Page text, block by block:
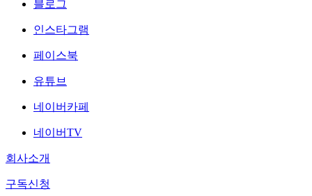
블로그
인스타그램
페이스북
유튜브
네이버카페
네이버TV
회사소개
구독신청